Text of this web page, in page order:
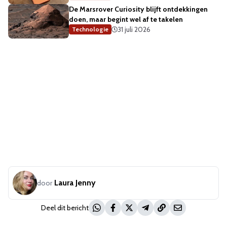
De Marsrover Curiosity blijft ontdekkingen
doen, maar begint wel af te takelen
Technologie 31 juli 2026
door Laura Jenny
Deel dit bericht